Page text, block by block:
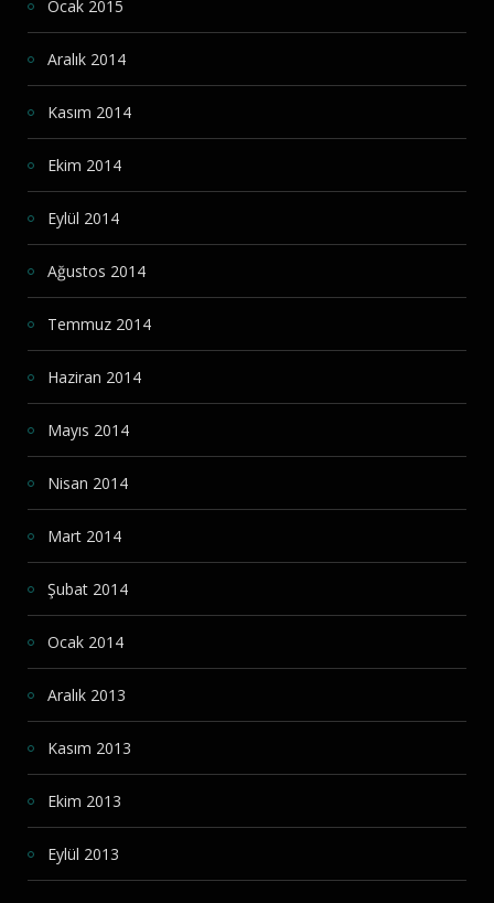
Ocak 2015
Aralık 2014
Kasım 2014
Ekim 2014
Eylül 2014
Ağustos 2014
Temmuz 2014
Haziran 2014
Mayıs 2014
Nisan 2014
Mart 2014
Şubat 2014
Ocak 2014
Aralık 2013
Kasım 2013
Ekim 2013
Eylül 2013